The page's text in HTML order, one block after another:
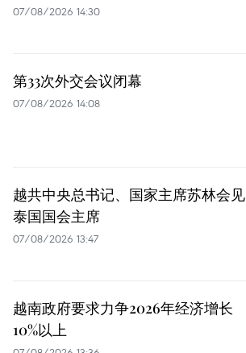
07/08/2026 14:30
第33次外交会议闭幕
07/08/2026 14:08
越共中央总书记、国家主席苏林会见
泰国国会主席
07/08/2026 13:47
越南政府要求力争2026年经济增长
10%以上